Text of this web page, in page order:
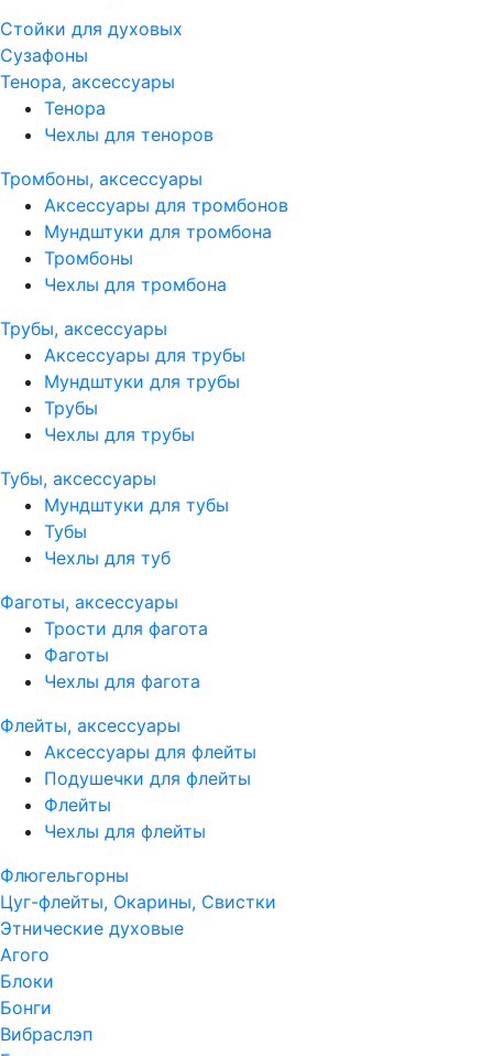
Стойки для духовых
Сузафоны
Тенора, аксессуары
Тенора
Чехлы для теноров
Тромбоны, аксессуары
Аксессуары для тромбонов
Мундштуки для тромбона
Тромбоны
Чехлы для тромбона
Трубы, аксессуары
Аксессуары для трубы
Мундштуки для трубы
Трубы
Чехлы для трубы
Тубы, аксессуары
Мундштуки для тубы
Тубы
Чехлы для туб
Фаготы, аксессуары
Трости для фагота
Фаготы
Чехлы для фагота
Флейты, аксессуары
Аксессуары для флейты
Подушечки для флейты
Флейты
Чехлы для флейты
Флюгельгорны
Цуг-флейты, Окарины, Свистки
Этнические духовые
Агого
Блоки
Бонги
Вибраслэп